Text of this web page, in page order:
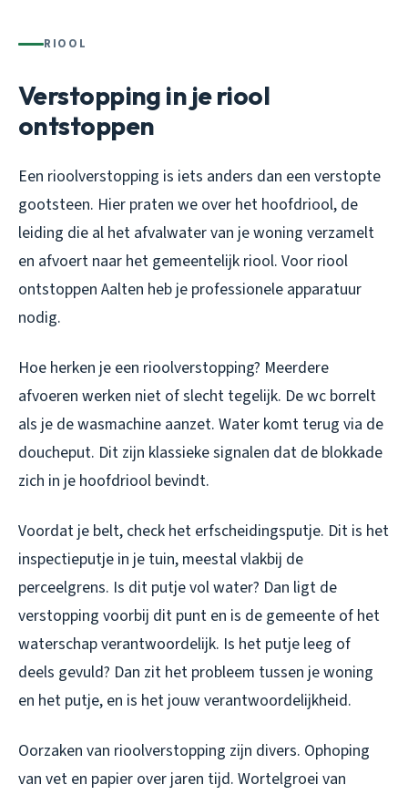
RIOOL
Verstopping in je riool
ontstoppen
Een rioolverstopping is iets anders dan een verstopte
gootsteen. Hier praten we over het hoofdriool, de
leiding die al het afvalwater van je woning verzamelt
en afvoert naar het gemeentelijk riool. Voor riool
ontstoppen Aalten heb je professionele apparatuur
nodig.
Hoe herken je een rioolverstopping? Meerdere
afvoeren werken niet of slecht tegelijk. De wc borrelt
als je de wasmachine aanzet. Water komt terug via de
doucheput. Dit zijn klassieke signalen dat de blokkade
zich in je hoofdriool bevindt.
Voordat je belt, check het erfscheidingsputje. Dit is het
inspectieputje in je tuin, meestal vlakbij de
perceelgrens. Is dit putje vol water? Dan ligt de
verstopping voorbij dit punt en is de gemeente of het
waterschap verantwoordelijk. Is het putje leeg of
deels gevuld? Dan zit het probleem tussen je woning
en het putje, en is het jouw verantwoordelijkheid.
Oorzaken van rioolverstopping zijn divers. Ophoping
van vet en papier over jaren tijd. Wortelgroei van